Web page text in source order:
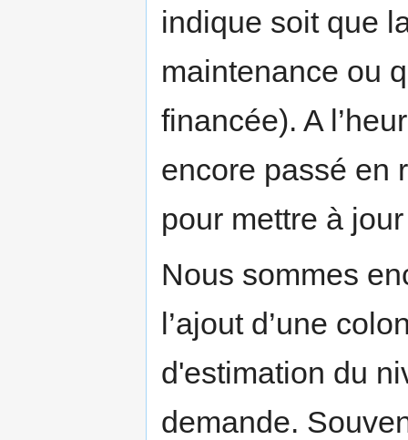
indique soit que
maintenance ou
financée). A
encore passé en
pour mettre à
Nous sommes
l’ajout d’une
d'estimation du
demande.